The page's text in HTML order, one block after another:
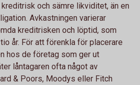
och sämre likviditet, än en
Avkastningen varierar
kreditrisken och löptid, som
år. För att förenkla för placerare
hos de företag som ger ut
låntagaren ofta något av
& Poors, Moodys eller Fitch